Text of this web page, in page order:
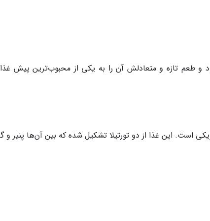
و طعم تازه و متعادلش آن را به یکی از محبوب‌ترین پیش
است. این غذا از دو تورتیلا تشکیل شده که بین آن‌ها پنیر و